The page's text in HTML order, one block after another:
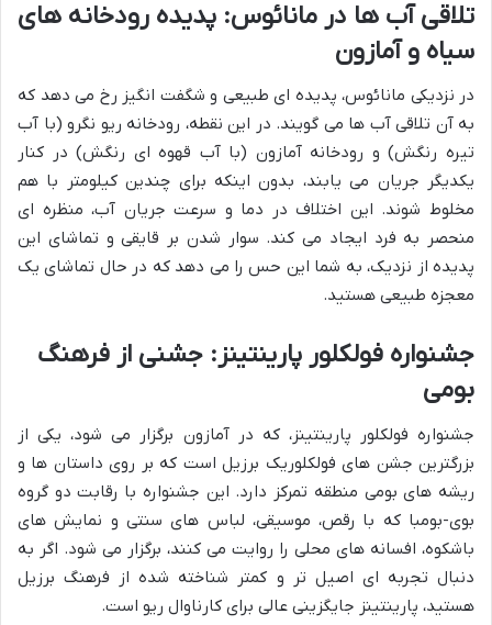
تلاقی آب ها در مانائوس: پدیده رودخانه های
سیاه و آمازون
در نزدیکی مانائوس، پدیده ای طبیعی و شگفت انگیز رخ می دهد که
به آن تلاقی آب ها می گویند. در این نقطه، رودخانه ریو نگرو (با آب
تیره رنگش) و رودخانه آمازون (با آب قهوه ای رنگش) در کنار
یکدیگر جریان می یابند، بدون اینکه برای چندین کیلومتر با هم
مخلوط شوند. این اختلاف در دما و سرعت جریان آب، منظره ای
منحصر به فرد ایجاد می کند. سوار شدن بر قایقی و تماشای این
پدیده از نزدیک، به شما این حس را می دهد که در حال تماشای یک
معجزه طبیعی هستید.
جشنواره فولکلور پارینتینز: جشنی از فرهنگ
بومی
جشنواره فولکلور پارینتینز، که در آمازون برگزار می شود، یکی از
بزرگترین جشن های فولکلوریک برزیل است که بر روی داستان ها و
ریشه های بومی منطقه تمرکز دارد. این جشنواره با رقابت دو گروه
بوی-بومبا که با رقص، موسیقی، لباس های سنتی و نمایش های
باشکوه، افسانه های محلی را روایت می کنند، برگزار می شود. اگر به
دنبال تجربه ای اصیل تر و کمتر شناخته شده از فرهنگ برزیل
هستید، پارینتینز جایگزینی عالی برای کارناوال ریو است.